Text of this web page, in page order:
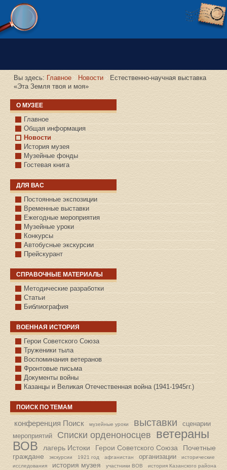
Версия сайта для слабовидящих
Вы здесь: Главное Новости
Естественно-научная выставка
«Эта Земля твоя и моя»
О МУЗЕЕ
Главное
Общая информация
Новости
История музея
Музейные фонды
Гостевая книга
ДЛЯ ВАС
Постоянные экспозиции
Временные выставки
Ежегодные мероприятия
Музейные уроки
Конкурсы
Автобусные экскурсии
Прейскурант
СПРАВОЧНЫЕ МАТЕРИАЛЫ
Методические разработки
Статьи
Библиография
ВОЕННАЯ ИСТОРИЯ
С.КАЗАНСКОЕ
Герои Советского Союза
Труженики тыла
Воспоминания ветеранов
Фронтовые письма
Документы войны
Казанцы и Великая Отечественная война (1941-1945гг.)
ПОИСК ПО ТЕМАМ
конференция Поиск музейные уроки выставки
сценарии
мероприятий
Списки орденоносцев ветераны
ВОВ
лагерь Истоки Герои Советского Союза
Почетные
граждане
экскурсии 1921 год афганистан организации
исторические
исследования
история музея участники ВОВ
история Казанского района